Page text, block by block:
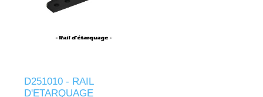
D251010 - RAIL
D'ETARQUAGE